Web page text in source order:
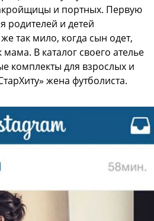
и портных. Первую
родителей и детей
так мило, когда сын одет,
мама. В каталог своего ателье
комплекты для взрослых и
жена футболиста.